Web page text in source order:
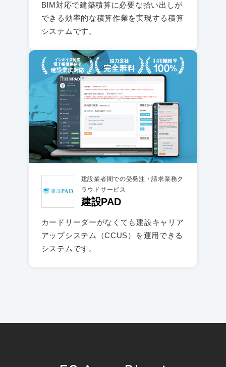
BIM対応で建築積算に必要な拾い出しが
できる効率的な積算作業を実現する積算
システムです。
建設業者間での受発注・請求業務ク
ラウドサービス
建設PAD
カードリーダーがなくても建設キャリア
アップシステム（CCUS）を運用できる
システムです。